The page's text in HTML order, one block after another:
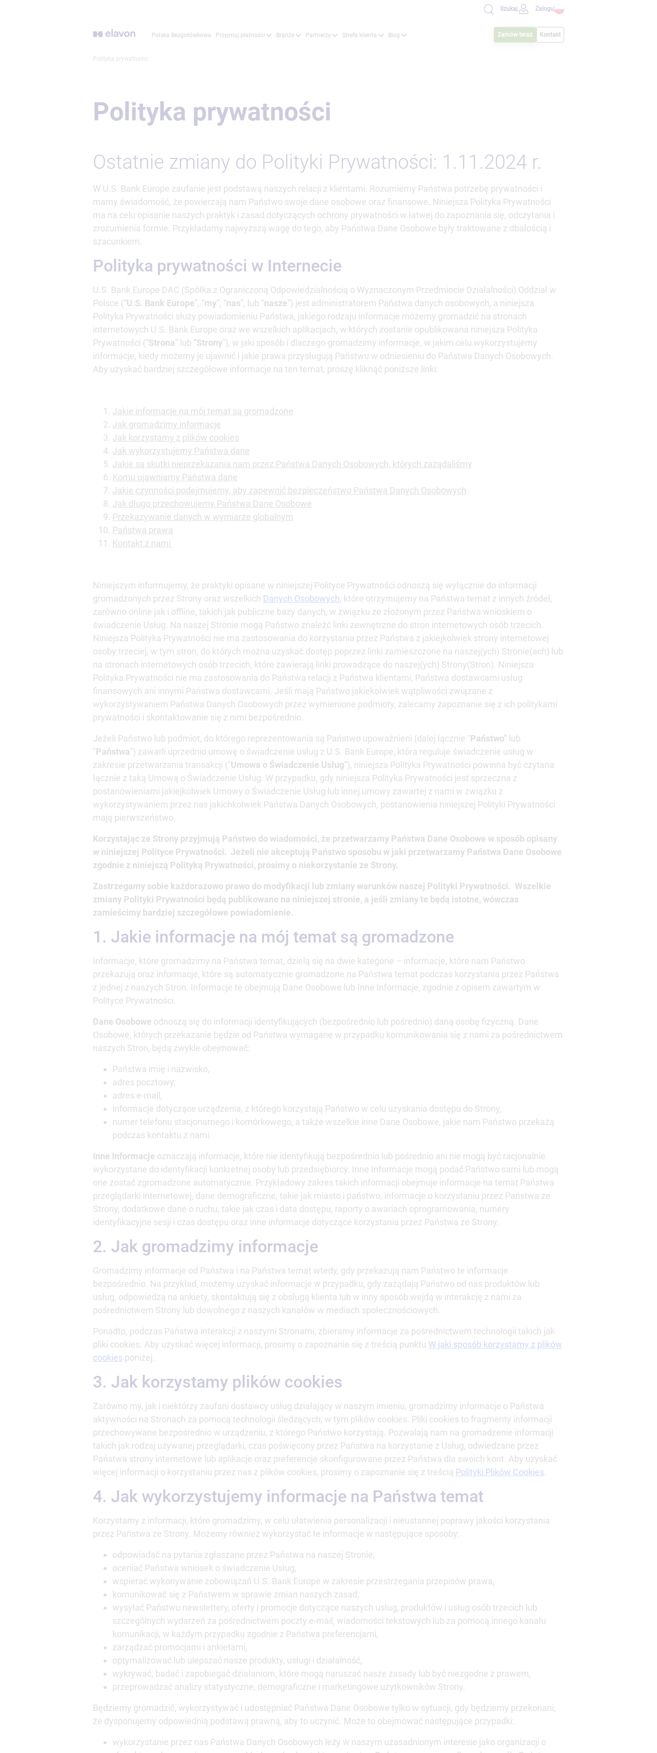
Szukaj Zaloguj się
Polska Bezgotówkowa Przyjmuj płatności Branże Partnerzy Strefa klienta Blog Zamów teraz Kontakt
Polityka prywatności
Polityka prywatności
Ostatnie zmiany do Polityki Prywatności: 1.11.2024 r.
W U.S. Bank Europe zaufanie jest podstawą naszych relacji z klientami. Rozumiemy Państwa potrzebę prywatności i
mamy świadomość, że powierzają nam Państwo swoje dane osobowe oraz finansowe. Niniejsza Polityka Prywatności
ma na celu opisanie naszych praktyk i zasad dotyczących ochrony prywatności w łatwej do zapoznania się, odczytania i
zrozumienia formie. Przykładamy najwyższą wagę do tego, aby Państwa Dane Osobowe były traktowane z dbałością i
szacunkiem.
Polityka prywatności w Internecie
U.S. Bank Europe DAC (Spółka z Ograniczoną Odpowiedzialnością o Wyznaczonym Przedmiocie Działalności) Oddział w
Polsce (“U.S. Bank Europe”, “my”, “nas”, lub “nasze”) jest administratorem Państwa danych osobowych, a niniejsza
Polityka Prywatności służy powiadomieniu Państwa, jakiego rodzaju informacje możemy gromadzić na stronach
internetowych U.S. Bank Europe oraz we wszelkich aplikacjach, w których zostanie opublikowana niniejsza Polityka
Prywatności (“Strona” lub “Strony”), w jaki sposób i dlaczego gromadzimy informacje, w jakim celu wykorzystujemy
informacje, kiedy możemy je ujawnić i jakie prawa przysługują Państwu w odniesieniu do Państwa Danych Osobowych.
Aby uzyskać bardziej szczegółowe informacje na ten temat, proszę kliknąć poniższe linki:
Jakie informacje na mój temat są gromadzone
Jak gromadzimy informacje
Jak korzystamy z plików cookies
Jak wykorzystujemy Państwa dane
Jakie są skutki nieprzekazania nam przez Państwa Danych Osobowych, których zażądaliśmy
Komu ujawniamy Państwa dane
Jakie czynności podejmujemy, aby zapewnić bezpieczeństwo Państwa Danych Osobowych
Jak długo przechowujemy Państwa Dane Osobowe
Przekazywanie danych w wymiarze globalnym
Państwa prawa
Kontakt z nami
Niniejszym informujemy, że praktyki opisane w niniejszej Polityce Prywatności odnoszą się wyłącznie do informacji
gromadzonych przez Strony oraz wszelkich Danych Osobowych, które otrzymujemy na Państwa temat z innych źródeł,
zarówno online jak i offline, takich jak publiczne bazy danych, w związku ze złożonym przez Państwa wnioskiem o
świadczenie Usług. Na naszej Stronie mogą Państwo znaleźć linki zewnętrzne do stron internetowych osób trzecich.
Niniejsza Polityka Prywatności nie ma zastosowania do korzystania przez Państwa z jakiejkolwiek strony internetowej
osoby trzeciej, w tym stron, do których można uzyskać dostęp poprzez linki zamieszczone na naszej(ych) Stronie(ach) lub
na stronach internetowych osób trzecich, które zawierają linki prowadzące do naszej(ych) Strony(Stron). Niniejsza
Polityka Prywatności nie ma zastosowania do Państwa relacji z Państwa klientami, Państwa dostawcami usług
finansowych ani innymi Państwa dostawcami. Jeśli mają Państwo jakiekolwiek wątpliwości związane z
wykorzystywaniem Państwa Danych Osobowych przez wymienione podmioty, zalecamy zapoznanie się z ich politykami
prywatności i skontaktowanie się z nimi bezpośrednio.
Jeżeli Państwo lub podmiot, do którego reprezentowania są Państwo upoważnieni (dalej łącznie "Państwo" lub
"Państwa") zawarli uprzednio umowę o świadczenie usług z U.S. Bank Europe, która reguluje świadczenie usług w
zakresie przetwarzania transakcji ("Umowa o Świadczenie Usług”), niniejsza Polityka Prywatności powinna być czytana
łącznie z taką Umową o Świadczenie Usług. W przypadku, gdy niniejsza Polityka Prywatności jest sprzeczna z
postanowieniami jakiejkolwiek Umowy o Świadczenie Usług lub innej umowy zawartej z nami w związku z
wykorzystywaniem przez nas jakichkolwiek Państwa Danych Osobowych, postanowienia niniejszej Polityki Prywatności
mają pierwszeństwo.
Korzystając ze Strony przyjmują Państwo do wiadomości, że przetwarzamy Państwa Dane Osobowe w sposób opisany
w niniejszej Polityce Prywatności. Jeżeli nie akceptują Państwo sposobu w jaki przetwarzamy Państwa Dane Osobowe
zgodnie z niniejszą Polityką Prywatności, prosimy o niekorzystanie ze Strony.
Zastrzegamy sobie każdorazowo prawo do modyfikacji lub zmiany warunków naszej Polityki Prywatności. Wszelkie
zmiany Polityki Prywatności będą publikowane na niniejszej stronie, a jeśli zmiany te będą istotne, wówczas
zamieścimy bardziej szczegółowe powiadomienie.
1. Jakie informacje na mój temat są gromadzone
Informacje, które gromadzimy na Państwa temat, dzielą się na dwie kategorie – informacje, które nam Państwo
przekazują oraz informacje, które są automatycznie gromadzone na Państwa temat podczas korzystania przez Państwa
z jednej z naszych Stron. Informacje te obejmują Dane Osobowe lub Inne Informacje, zgodnie z opisem zawartym w
Polityce Prywatności.
Dane Osobowe odnoszą się do informacji identyfikujących (bezpośrednio lub pośrednio) daną osobę fizyczną. Dane
Osobowe, których przekazanie będzie od Państwa wymagane w przypadku komunikowania się z nami za pośrednictwem
naszych Stron, będą zwykle obejmować:
Państwa imię i nazwisko,
adres pocztowy,
adres e-mail,
informacje dotyczące urządzenia, z którego korzystają Państwo w celu uzyskania dostępu do Strony,
numer telefonu stacjonarnego i komórkowego, a także wszelkie inne Dane Osobowe, jakie nam Państwo przekażą
podczas kontaktu z nami.
Inne Informacje oznaczają informacje, które nie identyfikują bezpośrednio lub pośrednio ani nie mogą być racjonalnie
wykorzystane do identyfikacji konkretnej osoby lub przedsiębiorcy. Inne Informacje mogą podać Państwo sami lub mogą
one zostać zgromadzone automatycznie. Przykładowy zakres takich informacji obejmuje informacje na temat Państwa
przeglądarki internetowej, dane demograficzne, takie jak miasto i państwo, informacje o korzystaniu przez Państwa ze
Strony, dodatkowe dane o ruchu, takie jak czas i data dostępu, raporty o awariach oprogramowania, numery
identyfikacyjne sesji i czas dostępu oraz inne informacje dotyczące korzystania przez Państwa ze Strony.
2. Jak gromadzimy informacje
Gromadzimy informacje od Państwa i na Państwa temat wtedy, gdy przekazują nam Państwo te informacje
bezpośrednio. Na przykład, możemy uzyskać informacje w przypadku, gdy zażądają Państwo od nas produktów lub
usług, odpowiedzą na ankiety, skontaktują się z obsługą klienta lub w inny sposób wejdą w interakcję z nami za
pośrednictwem Strony lub dowolnego z naszych kanałów w mediach społecznościowych.
Ponadto, podczas Państwa interakcji z naszymi Stronami, zbieramy informacje za pośrednictwem technologii takich jak
pliki cookies. Aby uzyskać więcej informacji, prosimy o zapoznanie się z treścią punktu W jaki sposób korzystamy z plików
cookies poniżej.
3. Jak korzystamy plików cookies
Zarówno my, jak i niektórzy zaufani dostawcy usług działający w naszym imieniu, gromadzimy informacje o Państwa
aktywności na Stronach za pomocą technologii śledzących, w tym plików cookies. Pliki cookies to fragmenty informacji
przechowywane bezpośrednio w urządzeniu, z którego Państwo korzystają. Pozwalają nam na gromadzenie informacji
takich jak rodzaj używanej przeglądarki, czas poświęcony przez Państwa na korzystanie z Usług, odwiedzane przez
Państwa strony internetowe lub aplikacje oraz preferencje skonfigurowane przez Państwa dla swoich kont. Aby uzyskać
więcej informacji o korzystaniu przez nas z plików cookies, prosimy o zapoznanie się z treścią Polityki Plików Cookies.
4. Jak wykorzystujemy informacje na Państwa temat
Korzystamy z informacji, które gromadzimy, w celu ułatwienia personalizacji i nieustannej poprawy jakości korzystania
przez Państwa ze Strony. Możemy również wykorzystać te informacje w następujące sposoby:
odpowiadać na pytania zgłaszane przez Państwa na naszej Stronie,
oceniać Państwa wniosek o świadczenie Usług,
wspierać wykonywanie zobowiązań U.S. Bank Europe w zakresie przestrzegania przepisów prawa,
komunikować się z Państwem w sprawie zmian naszych zasad,
wysyłać Państwu newslettery, oferty i promocje dotyczące naszych usług, produktów i usług osób trzecich lub
szczególnych wydarzeń za pośrednictwem poczty e-mail, wiadomości tekstowych lub za pomocą innego kanału
komunikacji, w każdym przypadku zgodnie z Państwa preferencjami,
zarządzać promocjami i ankietami,
optymalizować lub ulepszać nasze produkty, usługi i działalność,
wykrywać, badać i zapobiegać działaniom, które mogą naruszać nasze zasady lub być niezgodne z prawem,
przeprowadzać analizy statystyczne, demograficzne i marketingowe użytkowników Strony.
Będziemy gromadzić, wykorzystywać i udostępniać Państwa Dane Osobowe tylko w sytuacji, gdy będziemy przekonani,
że dysponujemy odpowiednią podstawą prawną, aby to uczynić. Może to obejmować następujące przypadki:
wykorzystanie przez nas Państwa Danych Osobowych leży w naszym uzasadnionym interesie jako organizacji o